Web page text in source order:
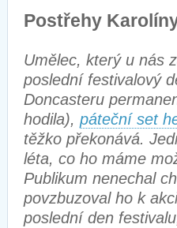
Postřehy
Umělec, který u nás
poslední festivalový
Doncasteru
hodila), páteční set
těžko překonává.
léta, co ho máme
Publikum nenechal
povzbuzoval ho k
poslední den